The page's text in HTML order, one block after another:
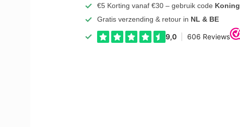
€5 Korting vanaf €30 – gebruik code Koning
Gratis verzending & retour in NL & BE